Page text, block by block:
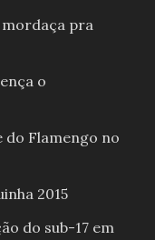
mordaça pra
o
do Flamengo no
2015
do sub-17 em